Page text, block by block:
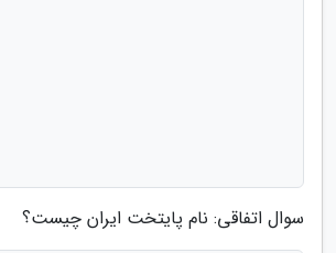
سوال اتفاقی: نام پایتخت ایران چیست؟